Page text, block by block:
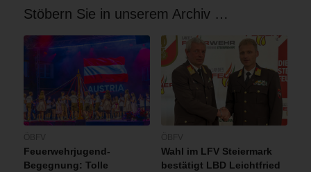
Stöbern Sie in unserem Archiv …
Feuerwehrjugend-
Begegnung: Tolle
Wahl im LFV Steiermark
bestätigt LBD Leichtfried